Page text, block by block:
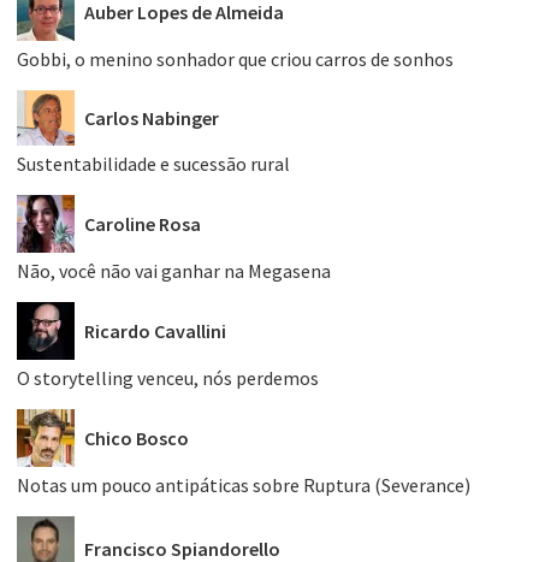
Auber Lopes de Almeida
Gobbi, o menino sonhador que criou carros de sonhos
Carlos Nabinger
Sustentabilidade e sucessão rural
Caroline Rosa
Não, você não vai ganhar na Megasena
Ricardo Cavallini
O storytelling venceu, nós perdemos
Chico Bosco
Notas um pouco antipáticas sobre Ruptura (Severance)
Francisco Spiandorello